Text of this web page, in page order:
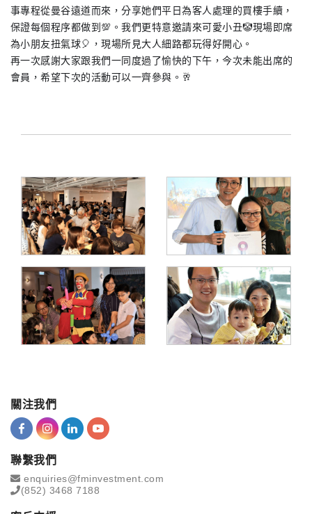
事專程從曼谷遠道而來，分享她們平日為客人處理的買樓手續，
保證每個程序都做到💯。我們更特意邀請來可愛小丑🤡現場即席
為小朋友扭氣球🎈，現場所見大人細路都玩得好開心。
再一次感謝大家跟我們一同度過了愉快的下午，今次未能出席的
會員，希望下次的活動可以一齊參與。🥂
關注我們
聯繫我們
enquiries@fminvestment.com
(852) 3468 7188